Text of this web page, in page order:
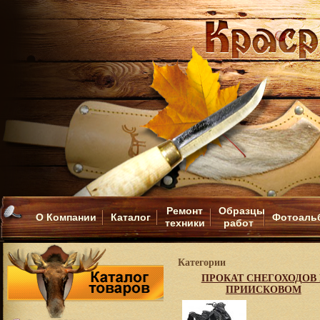
О Компании Каталог
Ремонт
техники
Образцы
работ
Категории
ПРОКАТ СНЕГОХОДОВ
ПРИИСКОВОМ